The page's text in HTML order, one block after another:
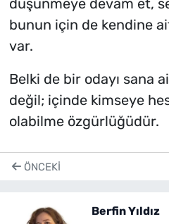
bunun için de kendine
var.
Belki de bir odayı sana
değil; içinde kimseye
olabilme özgürlüğüdür.
ÖNCEKI
Berfin Yıldız